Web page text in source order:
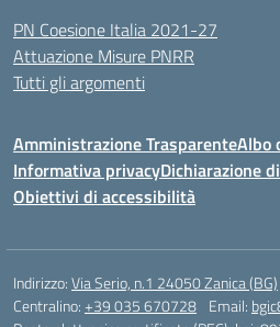
PN Coesione Italia 2021-27
Attuazione Misure PNRR
Tutti gli argomenti
Amministrazione TrasparenteAlbo
Informativa privacyDichiarazione
Obiettivi di accessibilità
Indirizzo:Via Serio, n.1 24050 Zanica (BG)
Centralino:+39 035 670728 Email: